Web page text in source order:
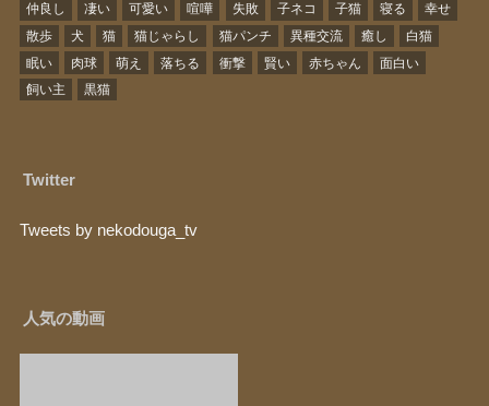
仲良し
凄い 可愛い 喧嘩 失敗 子ネコ 子猫 寝る
幸せ
散歩
犬 猫 猫じゃらし 猫パンチ 異種交流 癒し
白猫
眠い
肉球 萌え 落ちる 衝撃 賢い 赤ちゃん
面白い
飼い主
黒猫
Twitter
Tweets by nekodouga_tv
人気の動画